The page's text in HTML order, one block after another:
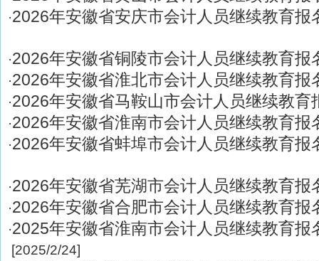
·2026年安徽省安庆市会计人员继续教育报
·2026年安徽省铜陵市会计人员继续教育报
·2026年安徽省淮北市会计人员继续教育报
·2026年安徽省马鞍山市会计人员继续教育
·2026年安徽省淮南市会计人员继续教育报
·2026年安徽省蚌埠市会计人员继续教育报
·2026年安徽省芜湖市会计人员继续教育报
·2026年安徽省合肥市会计人员继续教育报
·2025年安徽省淮南市会计人员继续教育报
[2025/2/24]